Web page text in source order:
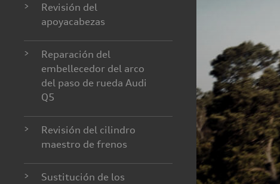
>
Revisión del
apoyacabezas
>
Reparación del
embellecedor del arco
del paso de rueda Audi
Q5
>
Revisión del cilindro
maestro de frenos
>
Sustitución de los